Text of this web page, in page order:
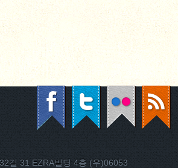
길 31 EZRA빌딩 4층 (우)06053